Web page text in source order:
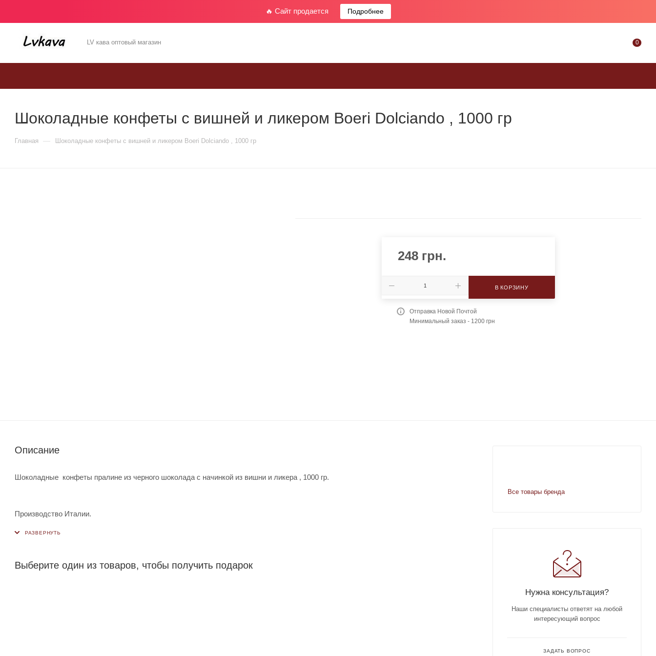
🔥 Сайт продается Подробнее
LV кава оптовый магазин 0
Шоколадные конфеты с вишней и ликером Boeri Dolciando , 1000 гр
Главная — Шоколадные конфеты с вишней и ликером Boeri Dolciando , 1000 гр
248 грн.
В КОРЗИНУ
Отправка Новой Почтой
Минимальный заказ - 1200 грн
Описание
Шоколадные конфеты пралине из черного шоколада с начинкой из вишни и ликера , 1000 гр.
Производство Италии.
Выберите один из товаров, чтобы получить подарок
Все товары бренда
Нужна консультация?
Наши специалисты ответят на любой
интересующий вопрос
ЗАДАТЬ ВОПРОС